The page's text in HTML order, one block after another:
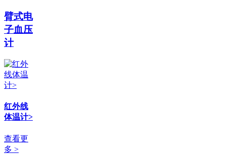
臂式电
子血压
计
红外线
体温计>
查看更
多 >